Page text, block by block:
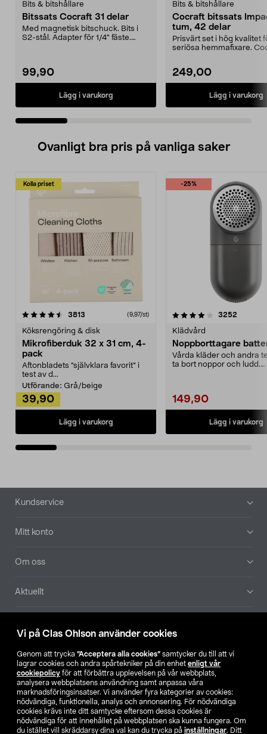
Vi på Clas Ohlson använder cookies
Genom att trycka ”Acceptera alla cookies” samtycker du till att vi
lagrar cookies och andra spårtekniker på din enhet enligt vår
cookiepolicy för att förbättra upplevelsen på vår webbplats,
analysera webbplatsens användning samt anpassa våra
marknadsföringsinsatser. Vi använder fyra kategorier av cookies:
nödvändiga, funktionella, analys och annonsering. För nödvändiga
cookies krävs inte ditt samtycke eftersom dessa cookies är
nödvändiga för att innehållet på webbplatsen ska kunna fungera. Om
du istället vill skräddarsy dina val kan du trycka på inställningar. Ditt
Bits & bitshållare
Bitssats Cocraft 31 delar
Med magnetisk bitschuck. Bits i
S2-stål. Adapter för 1/4" fäste.
99,90
Lägg i varukorg
Bits & bitshållare
Cocraft bitssats
tum, 42 delar
Prisvärt set i hög kvalitet
seriösa hemmafixare.
249,00
Lägg i varukorg
Ovanligt bra pris på vanliga saker
Kolla priset
3813 (9,97/st)
Köksrengöring & disk
Mikrofiberduk 32 x 31 cm, 4-
pack
Aftonbladets "självklara favorit” i
test av d...
Utförande: Grå/beige
39,90
Lägg i varukorg
-25%
4.0av 5 stjärnor 3252
Klädvård
Noppborttagare
Vårda kläder och andra
ta bort noppor och ludd.
149,90
Lägg i varukorg
4.5av 5 stjärnor
Sidfot
Kundservice
Mitt konto
Om oss
Aktuellt
Hitta butik
SE NO FI